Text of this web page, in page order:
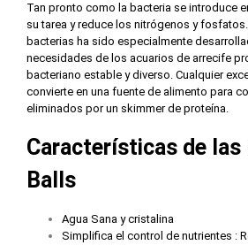
Tan pronto como la bacteria se introduce
su tarea y reduce los nitrógenos y
bacterias ha sido especialmente
necesidades de los acuarios de arrecife
bacteriano estable y diverso. Cualquier
convierte en una fuente de alimento para
eliminados por un skimmer de proteína.
Características de las
Balls
Agua Sana y cristalina
Simplifica el control de nutrientes :